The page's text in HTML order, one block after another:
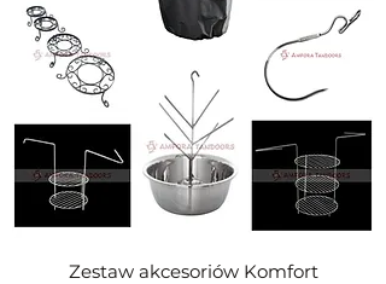
Zestaw akcesoriów Komfort